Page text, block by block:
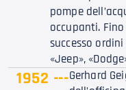
pompe
occupanti.
successo
«Jeep»,
1952 ---Gerhard